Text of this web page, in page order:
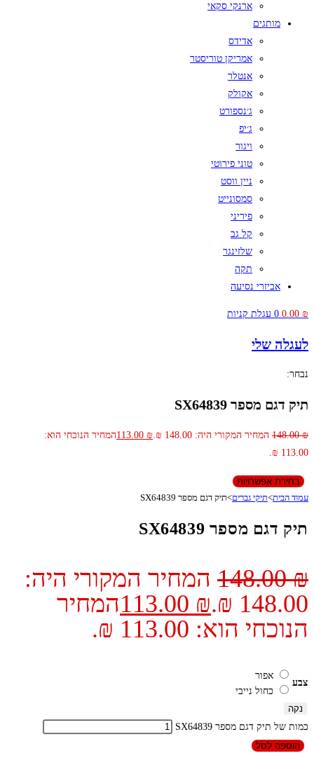
ארנקי סקאי
מותגים
אדידס
אמריקן טוריסטר
אנטלר
אקולק
ג׳נספורט
ג׳יפ
ויגור
טוני פירוטי
ניין ווסט
סמסונייט
פיריני
קל גב
שלזינגר
תקה
אביזרי נסיעה
0.00 ₪
0 עגלת קניות
לעגלה שלי
נבחר:
תיק דגם מספר SX64839
148.00₪ המחיר המקורי היה: 148.00 ₪. 113.00 ₪
המחיר הנוכחי הוא:
113.00 ₪.
בחירת אפשרויות
עמוד הבית>תיקי גברים>תיק דגם מספר SX64839
תיק דגם מספר SX64839
148.00₪
המחיר המקורי היה:
148.00 ₪.
113.00 ₪
המחיר
הנוכחי הוא: 113.00 ₪.
צבע
אפור
כחול נייבי
נקה
כמות של תיק דגם מספר SX64839
הוספה לסל